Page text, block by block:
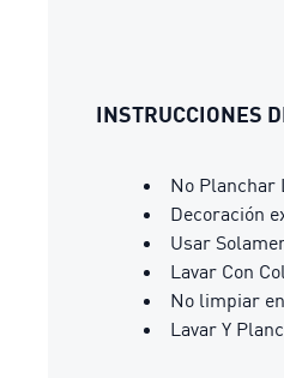
INSTRUCCIONES
No Planchar
Decoración
Usar
Lavar Con
No limpiar
Lavar Y